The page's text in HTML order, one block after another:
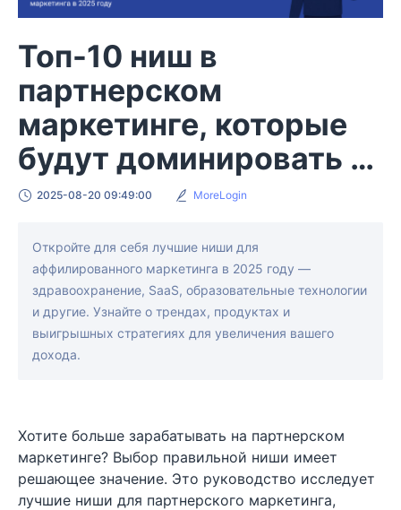
Топ-10 ниш в
партнерском
маркетинге, которые
будут доминировать в
2025 году
2025-08-20 09:49:00 MoreLogin
Откройте для себя лучшие ниши для
аффилированного маркетинга в 2025 году —
здравоохранение, SaaS, образовательные технологии
и другие. Узнайте о трендах, продуктах и
выигрышных стратегиях для увеличения вашего
дохода.
Хотите больше зарабатывать на партнерском
маркетинге? Выбор правильной ниши имеет
решающее значение. Это руководство исследует
лучшие ниши для партнерского маркетинга,